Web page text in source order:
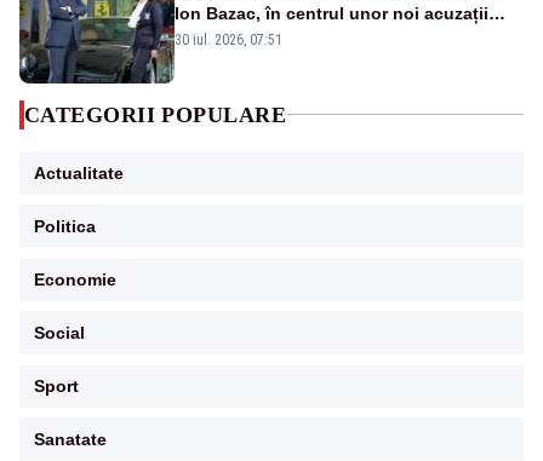
Ion Bazac, în centrul unor noi acuzații
publice
30 iul. 2026, 07:51
CATEGORII POPULARE
Actualitate
Politica
Economie
Social
Sport
Sanatate